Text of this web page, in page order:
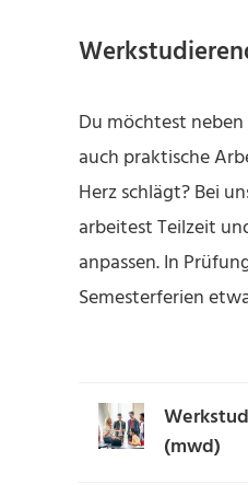
Du möchtest
auch praktische
Herz schlägt? Bei
arbeitest Teilzeit
anpassen. In
Semesterferien
(mwd)